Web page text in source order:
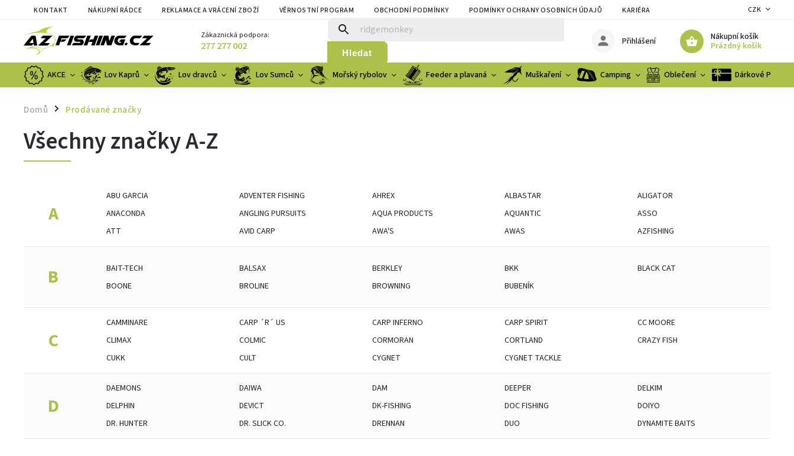
KONTAKT NÁKUPNÍ RÁDCE REKLAMACE A VRÁCENÍ ZBOŽÍ VĚRNOSTNÍ PROGRAM OBCHODNÍ PODMÍNKY PODMÍNKY OCHRANY OSOBNÍCH ÚDAJŮ KARIÉRA CZK
Zákaznická podpora:
277 277 002 Hledat
Nákupní košík
Prázdný košík
Přihlášení
AKCE Lov Kaprů Lov dravců Lov Sumců Mořský rybolov Feeder a plavaná Muškaření Camping Oblečení Dárkové
Domů / Prodávané značky
Všechny značky A-Z
A
ABU GARCIA ADVENTER FISHING AHREX ALBASTAR
ALIGATOR
ANACONDA
ANGLING PURSUITS AQUA PRODUCTS AQUANTIC
ASSO
ATT
AVID CARP AWA'S AWAS AZFISHING
B BAIT-TECH BALSAX BERKLEY BKK
BLACK CAT
BOONE
BROLINE BROWNING BUBENÍK
C
CAMMINARE CARP ´R´ US CARP INFERNO CARP SPIRIT
CC MOORE
CLIMAX
COLMIC CORMORAN CORTLAND
CRAZY FISH
CUKK
CULT CYGNET CYGNET TACKLE
D
DAEMONS DAIWA DAM DEEPER
DELKIM
DELPHIN
DEVICT DK-FISHING DOC FISHING
DOIYO
DR. HUNTER
DR. SLICK CO. DRENNAN DUO DYNAMITE BAITS